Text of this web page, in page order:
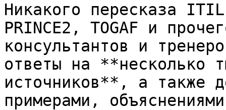
Никакого пересказа
PRINCE2, TOGAF и
консультантов и
ответы на **несколько
источников**, а также
примерами,